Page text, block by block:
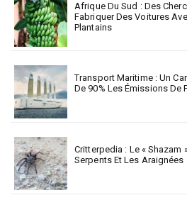
Afrique Du Sud : Des
Fabriquer Des Voitures
Plantains
Transport Maritime : Un
De 90% Les Émissions De
Critterpedia : Le « Shazam
Serpents Et Les Araignées